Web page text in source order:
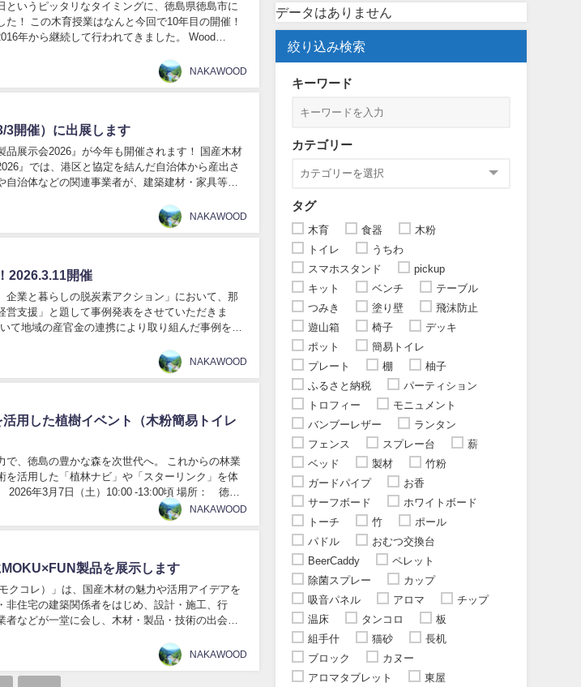
というピッタリなタイミングに、徳島県徳島市に
！ この木育授業はなんと今回で10年目の開催！
年から継続して行われてきました。 Wood
NAKAWOOD
3開催）に出展します
展示会2026』が今年も開催されます！ 国産木材
』では、港区と協定を結んだ自治体から産出さ
治体などの関連事業者が、建築建材・家具等を
NAKAWOOD
2026.3.11開催
業と暮らしの脱炭素アクション」において、那
支援」と題して事例発表をさせていただきま
て地域の産官金の連携により取り組んだ事例をご
NAKAWOOD
用した植樹イベント（木粉簡易トイレ
で、徳島の豊かな森を次世代へ。 これからの林業
を活用した「植林ナビ」や「スターリンク」を体
年3月7日（土）10:00 -13:00頃 場所： 徳島
NAKAWOOD
製品を展示します
クコレ）」は、国産木材の魅力や活用アイデアを
住宅の建築関係者をはじめ、設計・施工、行
などが一堂に会し、木材・製品・技術の出会い
NAKAWOOD
データはありません
絞り込み検索
キーワード
カテゴリー
タグ
木育 食器
木粉
トイレ
うちわ
スマホスタンド
pickup
キット
ベンチ
テーブル
つみき
塗り壁
飛沫防止
遊山箱
椅子
デッキ
ポット
簡易トイレ
プレート
棚
柚子
ふるさと納税
パーティション
トロフィー
モニュメント
バンブーレザー
ランタン
フェンス
スプレー台
薪
ベッド
製材
竹粉
ガードパイプ
お香
サーフボード
ホワイトボード
トーチ
竹
ポール
パドル
おむつ交換台
BeerCaddy
ペレット
除菌スプレー
カップ
吸音パネル
アロマ
チップ
温床
タンコロ
板
組手什
猫砂
長机
ブロック
カヌー
アロマタブレット
東屋